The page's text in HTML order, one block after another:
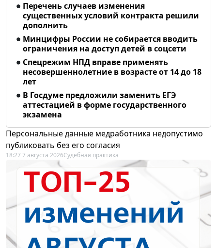
Перечень случаев изменения
существенных условий контракта решили
дополнить
Минцифры России не собирается вводить
ограничения на доступ детей в соцсети
Спецрежим НПД вправе применять
несовершеннолетние в возрасте от 14 до 18
лет
В Госдуме предложили заменить ЕГЭ
аттестацией в форме государственного
экзамена
Персональные данные медработника недопустимо
публиковать без его согласия
18:27 7 августа 2026Судебная практика